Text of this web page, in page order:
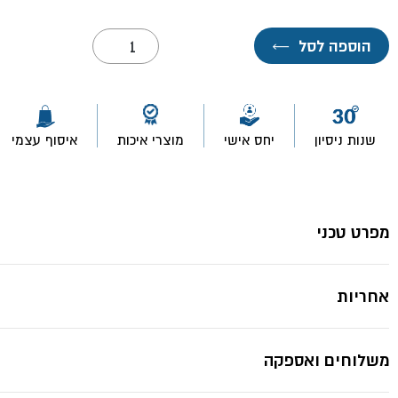
הוספה לסל ←
כמות
של
צינור
16
50
שנות ניסיון יחס אישי מוצרי איכות איסוף עצמי
מפרט טכני
אחריות
משלוחים ואספקה
*תמונות להמחשה בלבד